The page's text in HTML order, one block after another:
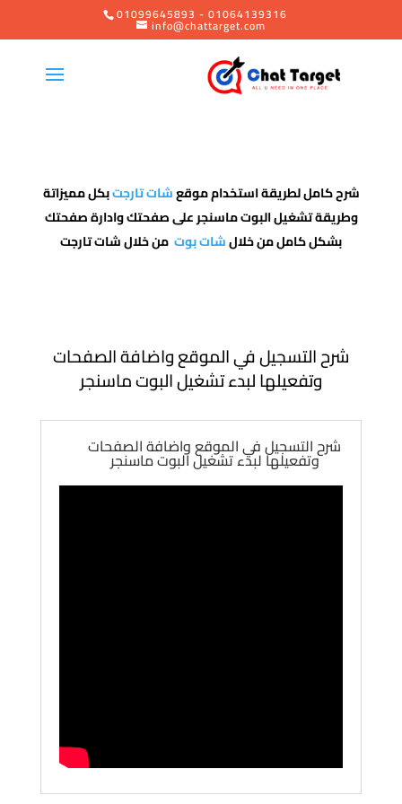
01099645893 - 01064139316
info@chattarget.com
شرح كامل لطريقة استخدام موقعشات تارجتبكل مميزاتة
وطريقة تشغيل البوت ماسنجر على صفحتك وادارة صفحتك
بشكل كامل من خلالشات بوت من خلال شات تارجت
شرح التسجيل في الموقع واضافة الصفحات
وتفعيلها لبدء تشغيل البوت ماسنجر
شرح التسجيل في الموقع واضافة الصفحات
وتفعيلها لبدء تشغيل البوت ماسنجر